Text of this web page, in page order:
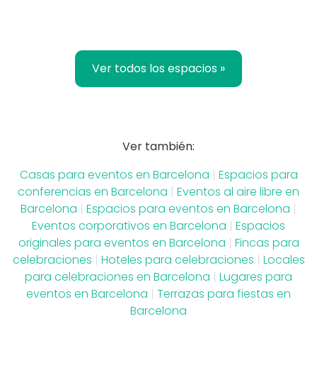
Ver todos los espacios »
Ver también:
Casas para eventos en Barcelona | Espacios para
conferencias en Barcelona | Eventos al aire libre en
Barcelona | Espacios para eventos en Barcelona |
Eventos corporativos en Barcelona | Espacios
originales para eventos en Barcelona | Fincas para
celebraciones | Hoteles para celebraciones | Locales
para celebraciones en Barcelona | Lugares para
eventos en Barcelona | Terrazas para fiestas en
Barcelona